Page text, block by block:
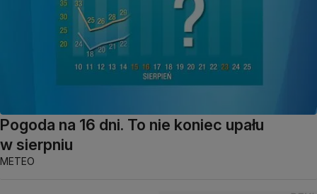
Pogoda na 16 dni. To nie koniec upału
w sierpniu
METEO